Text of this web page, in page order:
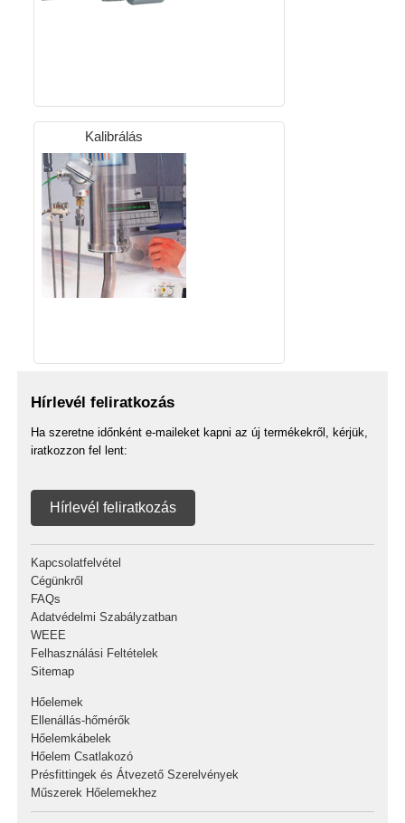
Kalibrálás
Hírlevél feliratkozás
Ha szeretne időnként e-maileket kapni az új termékekről, kérjük,
iratkozzon fel lent:
Hírlevél feliratkozás
Kapcsolatfelvétel
Cégünkről
FAQs
Adatvédelmi Szabályzatban
WEEE
Felhasználási Feltételek
Sitemap
Hőelemek
Ellenállás-hőmérők
Hőelemkábelek
Hőelem Csatlakozó
Présfittingek és Átvezető Szerelvények
Műszerek Hőelemekhez